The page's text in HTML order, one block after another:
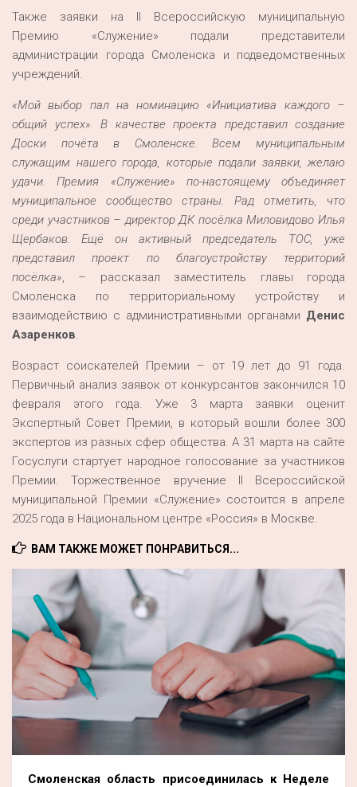
Также заявки на II Всероссийскую муниципальную
Премию «Служение» подали представители
администрации города Смоленска и подведомственных
учреждений.
«Мой выбор пал на номинацию «Инициатива каждого –
общий успех». В качестве проекта представил создание
Доски почёта в Смоленске. Всем муниципальным
служащим нашего города, которые подали заявки, желаю
удачи. Премия «Служение» по-настоящему объединяет
муниципальное сообщество страны. Рад отметить, что
среди участников – директор ДК посёлка Миловидово Илья
Щербаков. Ещё он активный председатель ТОС, уже
представил проект по благоустройству территорий
посёлка», – рассказал заместитель главы города
Смоленска по территориальному устройству и
взаимодействию с административными органами Денис
Азаренков.
Возраст соискателей Премии – от 19 лет до 91 года.
Первичный анализ заявок от конкурсантов закончился 10
февраля этого года. Уже 3 марта заявки оценит
Экспертный Совет Премии, в который вошли более 300
экспертов из разных сфер общества. А 31 марта на сайте
Госуслуги стартует народное голосование за участников
Премии. Торжественное вручение II Всероссийской
муниципальной Премии «Служение» состоится в апреле
2025 года в Национальном центре «Россия» в Москве.
ВАМ ТАКЖЕ МОЖЕТ ПОНРАВИТЬСЯ...
Смоленская область присоединилась к Неделе